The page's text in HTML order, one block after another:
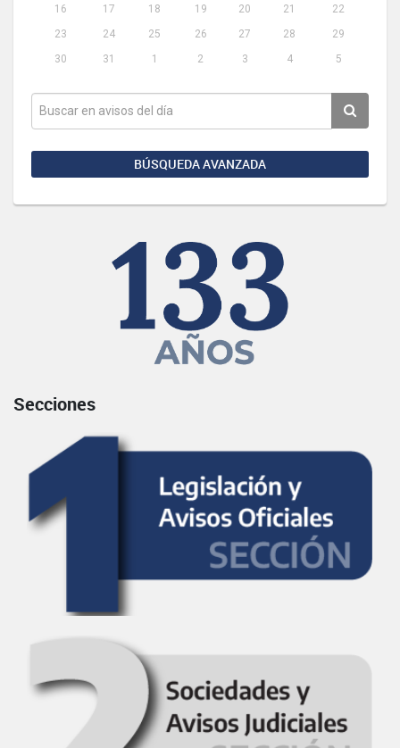
16
17 18 19 20 21
22
23
24 25 26 27 28
29
30
31 1 2 3 4 5
BÚSQUEDA AVANZADA
Secciones